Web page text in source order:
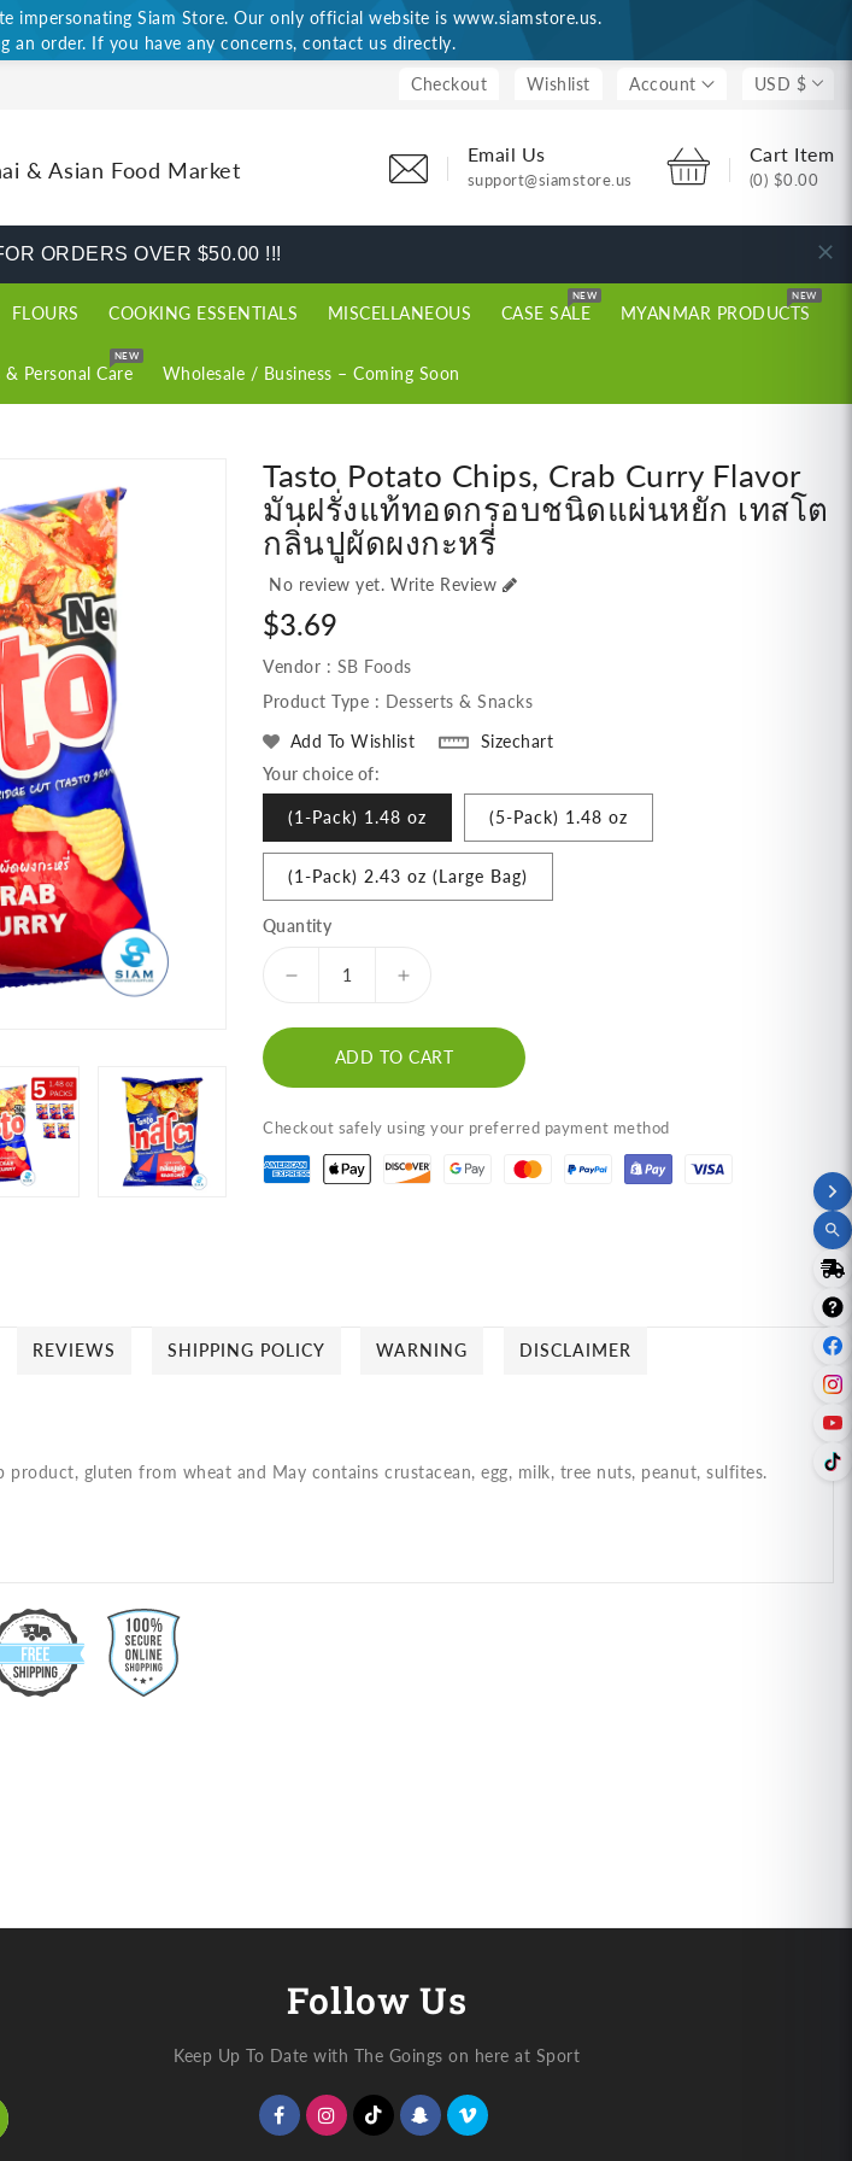
Siam Store. Our only official website is www.siamstore.us.
an order. If you have any concerns, contact us directly.
Checkout Wishlist Account USD $
& Asian Food Market
Email Us
support@siamstore.us
Cart Item
(0) $0.00
ORDERS OVER $50.00 !!!
FLOURS COOKING ESSENTIALS MISCELLANEOUS CASE SALE
NEW
MYANMAR PRODUCTS
NEW
Personal Care
NEW
Wholesale / Business – Coming Soon
Tasto Potato Chips, Crab Curry Flavor
มันฝรั่งแท้ทอดกรอบชนิดแผ่นหยัก เทสโต
กลิ่นปูผัดผงกะหรี่
No review yet. Write Review
Regular
$3.69
Vendor : SB Foods
Product Type : Desserts & Snacks
Add To Wishlist
Sizechart
Your choice of:
(1-Pack) 1.48 oz (5-Pack) 1.48 oz
(1-Pack) 2.43 oz (Large Bag)
Quantity
Decrease
for
Tasto
Potato
Crab
Curry
Flavor
กรอบ
หยัก
Increase
Tasto
Potato
Crab
Curry
Flavor
กรอบ
หยัก
ADD TO CART
Checkout safely using your preferred payment method
REVIEWS SHIPPING POLICY WARNING DISCLAIMER
gluten from wheat and May contains crustacean, egg, milk, tree nuts, peanut, sulfites.
Follow Us
Keep Up To Date with The Goings on here at Sport